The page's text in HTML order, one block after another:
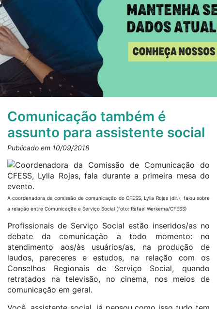
Comunicação também é
assunto para assistente social
Publicado em 10/09/2018
A coordenadora da comissão de comunicação do CFESS, Lylia Rojas (dir.), falou sobre
a relação entre Comunicação e Serviço Social (foto: Rafael Werkema/CFESS)
Profissionais de Serviço Social estão inseridos/as no
debate da comunicação a todo momento: no
atendimento aos/às usuários/as, na produção de
laudos, pareceres e estudos, na relação com os
Conselhos Regionais de Serviço Social, quando
retratados na televisão, no cinema, nos meios de
comunicação em geral.